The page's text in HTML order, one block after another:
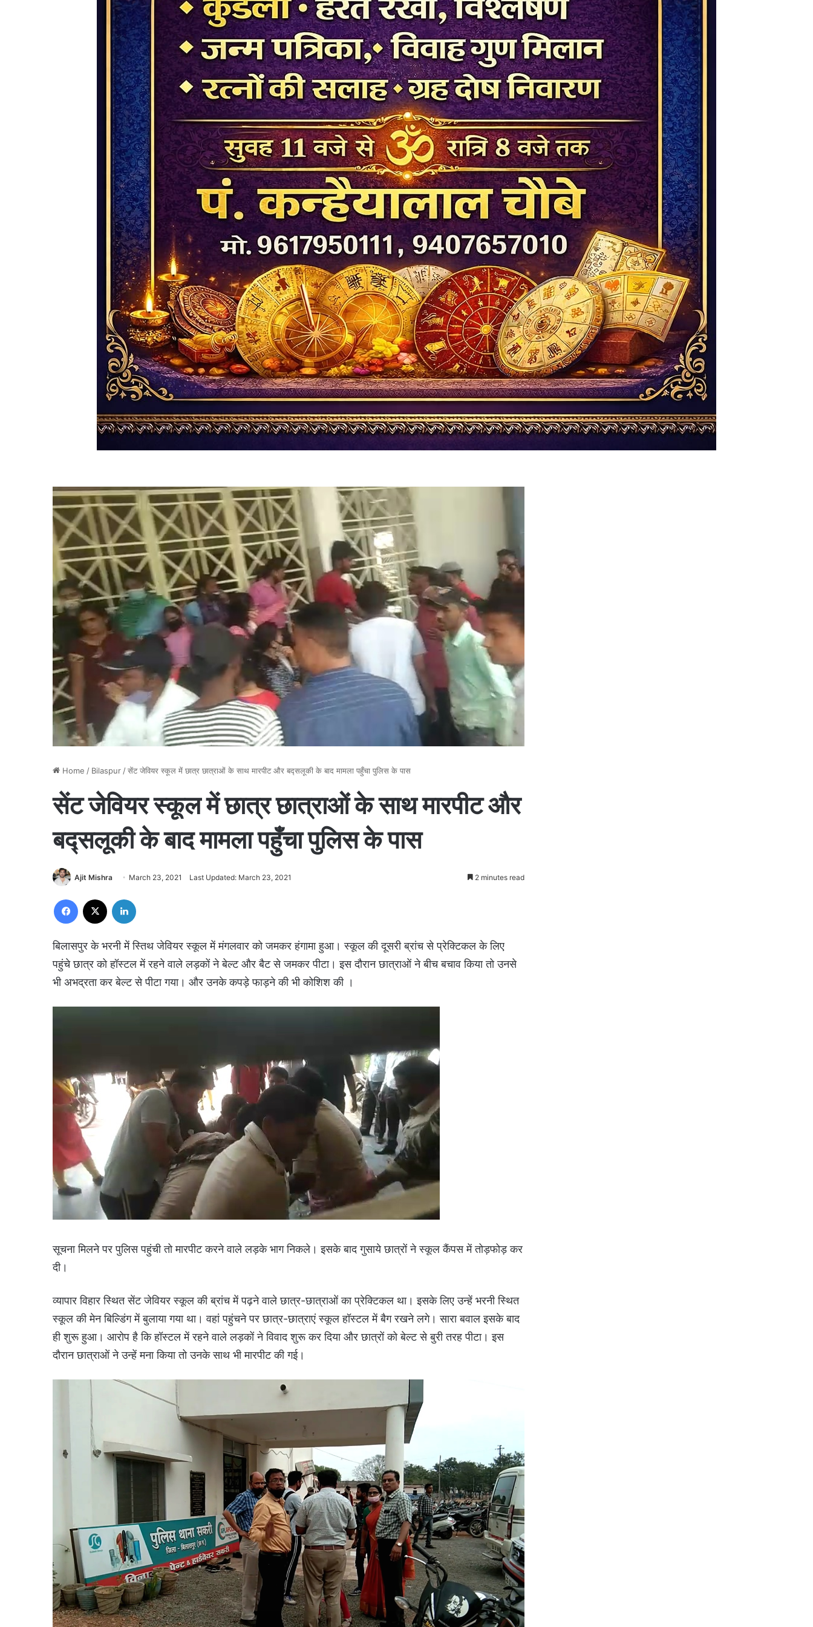
Home / Bilaspur/सेंट जेवियर स्कूल में छात्र छात्राओं के साथ मारपीट और बद्सलूकी के बाद मामला पहुँचा पुलिस के पास
सेंट जेवियर स्कूल में छात्र छात्राओं के साथ मारपीट और
बद्सलूकी के बाद मामला पहुँचा पुलिस के पास
Ajit Mishra March 23, 2021 Last Updated: March 23, 2021 2 minutes read
Facebook
बिलासपुर के भरनी में स्तिथ जेवियर स्कूल में मंगलवार को जमकर हंगामा हुआ। स्कूल की दूसरी ब्रांच से प्रेक्टिकल के लिए
पहुंचे छात्र को हॉस्टल में रहने वाले लड़कों ने बेल्ट और बैट से जमकर पीटा। इस दौरान छात्राओं ने बीच बचाव किया तो उनसे
भी अभद्रता कर बेल्ट से पीटा गया। और उनके कपड़े फाड़ने की भी कोशिश की ।
सूचना मिलने पर पुलिस पहुंची तो मारपीट करने वाले लड़के भाग निकले। इसके बाद गुसाये छात्रों ने स्कूल कैंपस में तोड़फोड़ कर
दी।
व्यापार विहार स्थित सेंट जेवियर स्कूल की ब्रांच में पढ़ने वाले छात्र-छात्राओं का प्रेक्टिकल था। इसके लिए उन्हें भरनी स्थित
स्कूल की मेन बिल्डिंग में बुलाया गया था। वहां पहुंचने पर छात्र-छात्राएं स्कूल हॉस्टल में बैग रखने लगे। सारा बवाल इसके बाद
ही शुरू हुआ। आरोप है कि हॉस्टल में रहने वाले लड़कों ने विवाद शुरू कर दिया और छात्रों को बेल्ट से बुरी तरह पीटा। इस
दौरान छात्राओं ने उन्हें मना किया तो उनके साथ भी मारपीट की गई।